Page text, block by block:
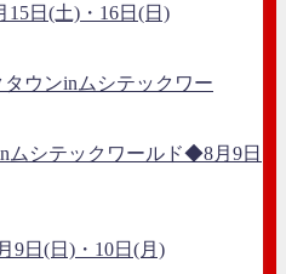
日(土)・16日(日)
ムシテックワールド◆8月9日